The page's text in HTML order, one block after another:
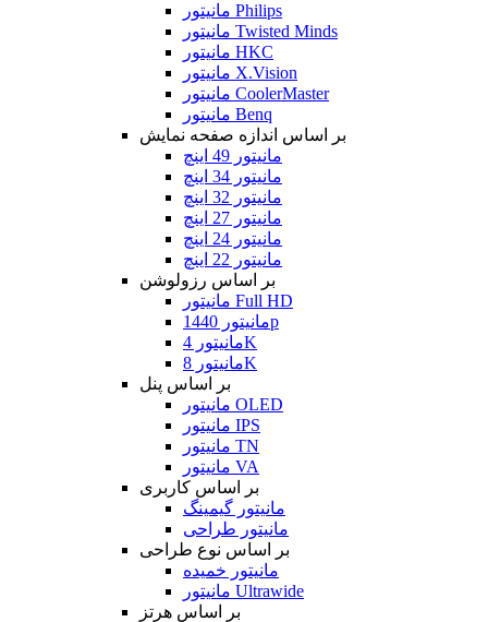
مانیتور Philips
مانیتور Twisted Minds
مانیتور HKC
مانیتور X.Vision
مانیتور CoolerMaster
مانیتور Benq
بر اساس اندازه صفحه نمایش
مانیتور 49 اینچ
مانیتور 34 اینچ
مانیتور 32 اینچ
مانیتور 27 اینچ
مانیتور 24 اینچ
مانیتور 22 اینچ
بر اساس رزولوشن
مانیتور Full HD
مانیتور 1440p
مانیتور 4K
مانیتور 8K
بر اساس پنل
مانیتور OLED
مانیتور IPS
مانیتور TN
مانیتور VA
بر اساس کاربری
مانیتور گیمینگ
مانیتور طراحی
بر اساس نوع طراحی
مانیتور خمیده
مانیتور Ultrawide
بر اساس هرتز